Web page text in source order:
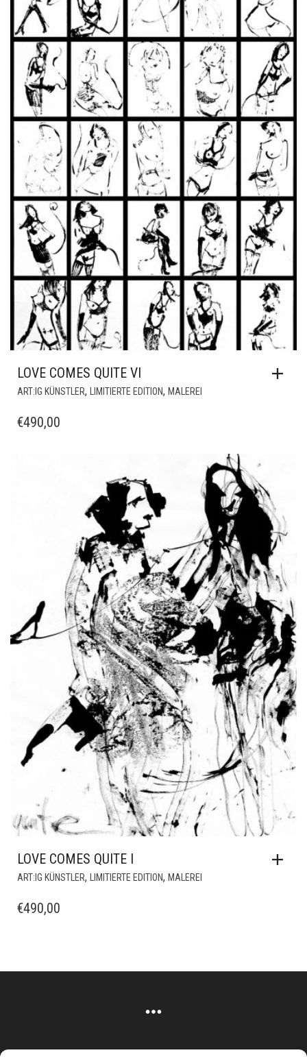
LOVE COMES QUITE VI
ART:IG KÜNSTLER, LIMITIERTE EDITION, MALEREI
€490,00
LOVE COMES QUITE I
ART:IG KÜNSTLER, LIMITIERTE EDITION, MALEREI
€490,00